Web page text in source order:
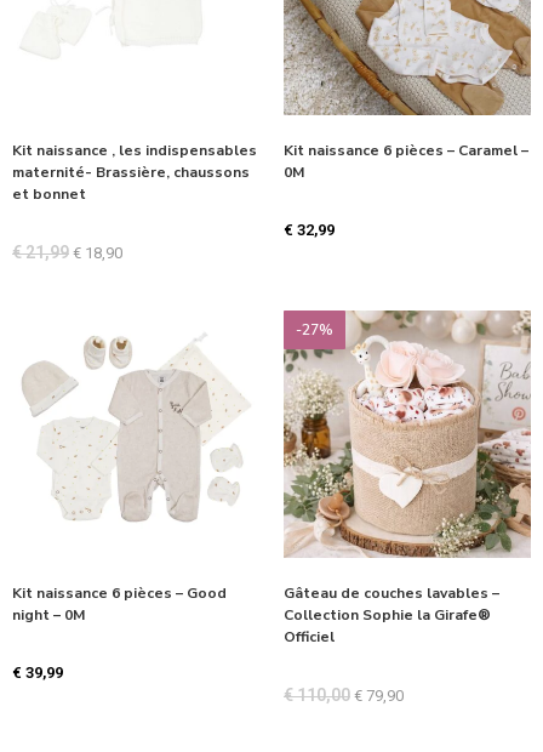
Kit naissance , les indispensables
maternité- Brassière, chaussons
et bonnet
€21,99 € 18,90
Kit naissance 6 pièces – Caramel –
0M
€ 32,99
Kit naissance 6 pièces – Good
night – 0M
€ 39,99
-27%
Gâteau de couches lavables –
Collection Sophie la Girafe®
Officiel
€110,00 € 79,90